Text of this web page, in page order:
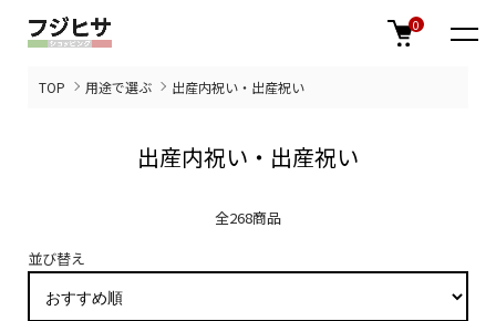
0
TOP 用途で選ぶ 出産内祝い・出産祝い
出産内祝い・出産祝い
全268商品
並び替え